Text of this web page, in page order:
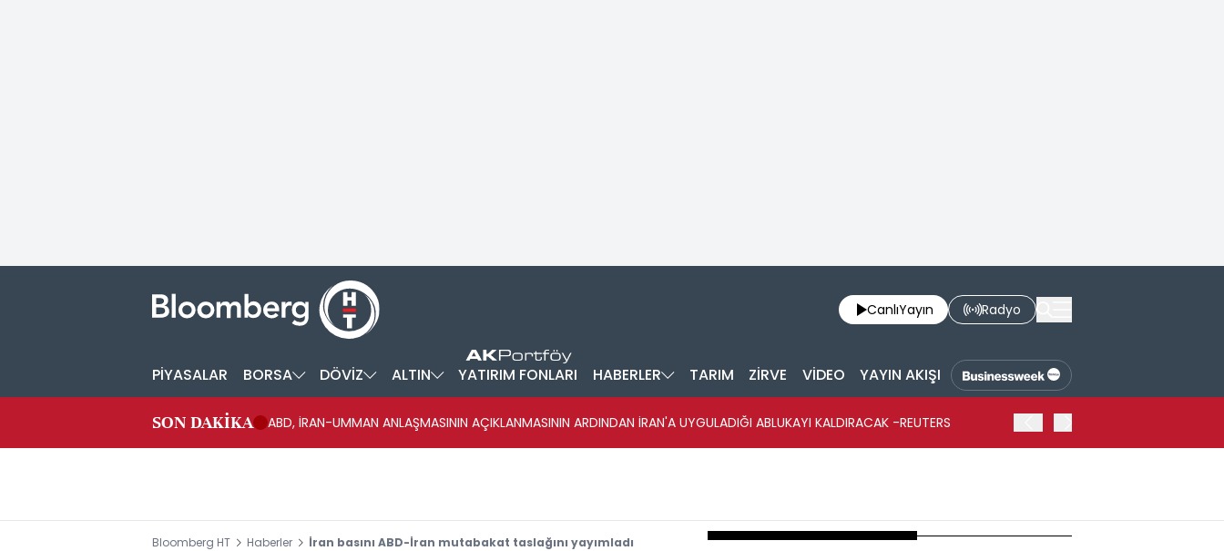
CanlıYayın Radyo
PİYASALAR BORSA DÖVİZ ALTIN YATIRIM FONLARI HABERLER TARIM ZİRVE VİDEO YAYIN AKIŞI
SON DAKİKA ABD, İRAN-UMMAN ANLAŞMASININ AÇIKLANMASININ ARDINDAN İRAN'A UYGULADIĞI ABLUKAYI KALDIRACAK -REUTERS
Bloomberg HT Haberler İran basını ABD-İran mutabakat taslağını yayımladı